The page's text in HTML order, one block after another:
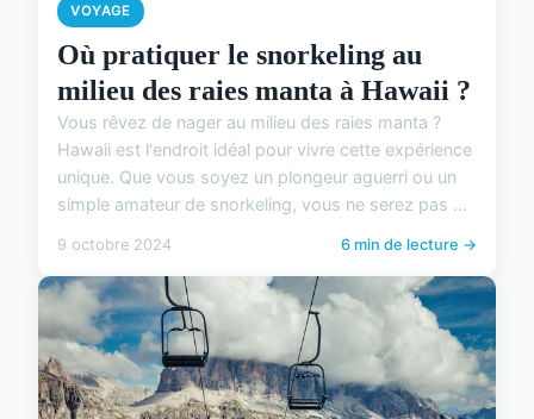
VOYAGE
Où pratiquer le snorkeling au
milieu des raies manta à Hawaii ?
Vous rêvez de nager au milieu des raies manta ?
Hawaii est l'endroit idéal pour vivre cette expérience
unique. Que vous soyez un plongeur aguerri ou un
simple amateur de snorkeling, vous ne serez pas ...
9 octobre 2024 6 min de lecture →